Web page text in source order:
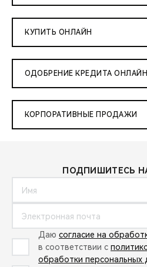
КУПИТЬ ОНЛАЙН
ОДОБРЕНИЕ КРЕДИТА ОНЛАЙН
КОРПОРАТИВНЫЕ ПРОДАЖИ
ПОДПИШИТЕСЬ
Даю согласие на
в соответствии с
обработки персональных